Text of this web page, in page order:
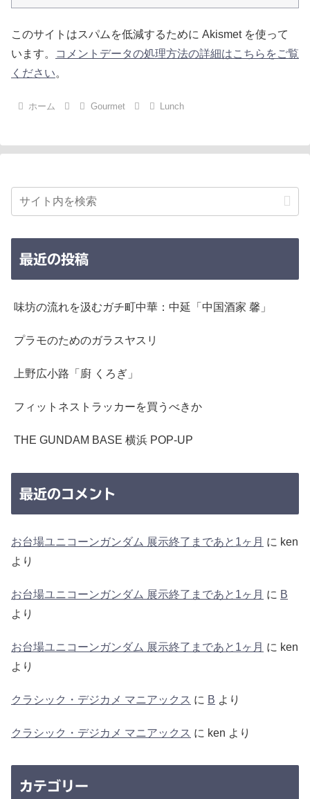
このサイトはスパムを低減するために Akismet を使って
います。
コメントデータの処理方法の詳細はこちらをご覧
ください。
ホーム Gourmet Lunch
最近の投稿
味坊の流れを汲むガチ町中華：中延「中国酒家 馨」
プラモのためのガラスヤスリ
上野広小路「廚 くろぎ」
フィットネストラッカーを買うべきか
THE GUNDAM BASE 横浜 POP-UP
最近のコメント
お台場ユニコーンガンダム 展示終了まであと1ヶ月 に ken
より
お台場ユニコーンガンダム 展示終了まであと1ヶ月 に B
より
お台場ユニコーンガンダム 展示終了まであと1ヶ月 に ken
より
クラシック・デジカメ マニアックス に B より
クラシック・デジカメ マニアックス に ken より
カテゴリー